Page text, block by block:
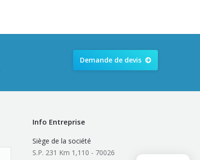
Demande de devis
Info Entreprise
Siège de la société
S.P. 231 Km 1,110 - 70026